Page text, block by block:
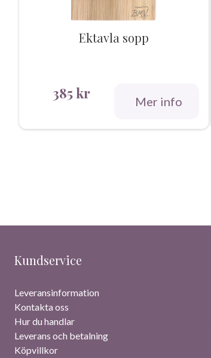
Ektavla sopp
385kr Mer info
Kundservice
Leveransinformation
Kontakta oss
Hur du handlar
Leverans och betalning
Köpvillkor